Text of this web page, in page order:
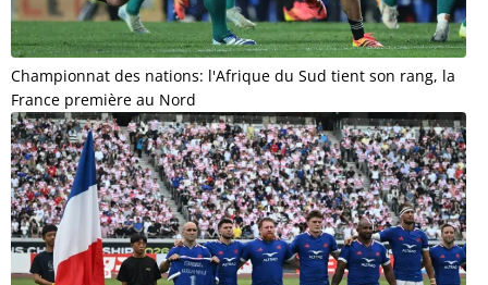
Championnat des nations: l'Afrique du Sud tient son rang, la
France première au Nord